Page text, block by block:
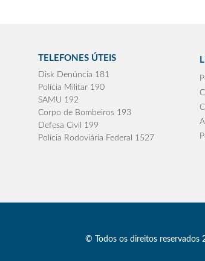
TELEFONES ÚTEIS
Disk Denúncia 181
Polícia Militar 190
SAMU 192
Corpo de Bombeiros 193
Defesa Civil 199
Polícia Rodoviária Federal 1527
© Todos os direitos reservados